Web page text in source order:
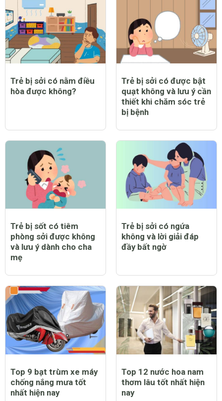
Trẻ bị sởi có nằm điều
hòa được không?
Trẻ bị sởi có được bật
quạt không và lưu ý cần
thiết khi chăm sóc trẻ
bị bệnh
Trẻ bị sốt có tiêm
phòng sởi được không
và lưu ý dành cho cha
mẹ
Trẻ bị sởi có ngứa
không và lời giải đáp
đầy bất ngờ
Top 9 bạt trùm xe máy
chống nắng mưa tốt
nhất hiện nay
Top 12 nước hoa nam
thơm lâu tốt nhất hiện
nay